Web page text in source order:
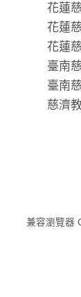
花蓮
花蓮
花蓮
臺南
臺南
慈濟
兼容瀏覽器